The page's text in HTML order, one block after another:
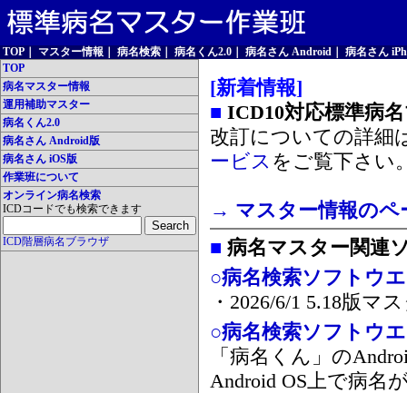
TOP マスター情報 病名検索 病名くん2.0 病名さん Android
病名さん
TOP
病名マスター情報
運用補助マスター
病名くん2.0
病名さん Android版
病名さん iOS版
作業班について
オンライン病名検索
ICDコードでも検索できます
ICD階層病名ブラウザ
[新着情報]
■ ICD10対応標準病
改訂についての詳細
ービス をご覧下さい
→ マスター情報のペ
■ 病名マスター関連
○病名検索ソフトウ
・2026/6/1 5.18版マ
○病名検索ソフトウ
「病名くん」の
Android OS上で病名